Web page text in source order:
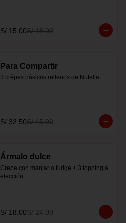
S/ 15.00S/ 18.00
Para Compartir
3 crêpes básicos rellenos de Nutella
S/ 32.50S/ 45.00
Ármalo dulce
Crepe con manjar o fudge + 3 topping a
elección
S/ 18.00S/ 24.00